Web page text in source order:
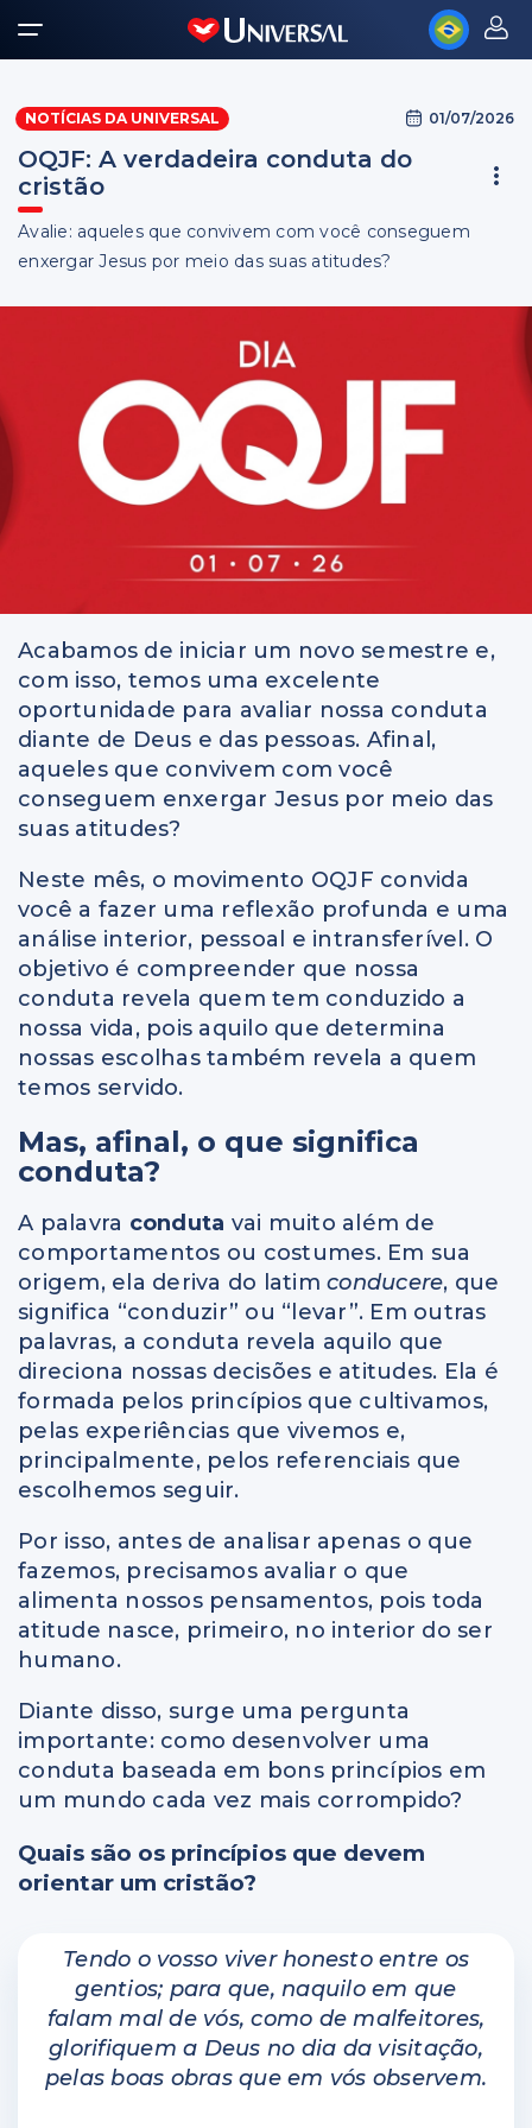
NOTÍCIAS DA UNIVERSAL 01/07/2026
OQJF: A verdadeira conduta do
cristão
Avalie: aqueles que convivem com você conseguem
enxergar Jesus por meio das suas atitudes?
Acabamos de iniciar um novo semestre e,
com isso, temos uma excelente
oportunidade para avaliar nossa conduta
diante de Deus e das pessoas. Afinal,
aqueles que convivem com você
conseguem enxergar Jesus por meio das
suas atitudes?
Neste mês, o movimento OQJF convida
você a fazer uma reflexão profunda e uma
análise interior, pessoal e intransferível. O
objetivo é compreender que nossa
conduta revela quem tem conduzido a
nossa vida, pois aquilo que determina
nossas escolhas também revela a quem
temos servido.
Mas, afinal, o que significa
conduta?
A palavra conduta vai muito além de
comportamentos ou costumes. Em sua
origem, ela deriva do latim conducere, que
significa “conduzir” ou “levar”. Em outras
palavras, a conduta revela aquilo que
direciona nossas decisões e atitudes. Ela é
formada pelos princípios que cultivamos,
pelas experiências que vivemos e,
principalmente, pelos referenciais que
escolhemos seguir.
Por isso, antes de analisar apenas o que
fazemos, precisamos avaliar o que
alimenta nossos pensamentos, pois toda
atitude nasce, primeiro, no interior do ser
humano.
Diante disso, surge uma pergunta
importante: como desenvolver uma
conduta baseada em bons princípios em
um mundo cada vez mais corrompido?
Quais são os princípios que devem
orientar um cristão?
Tendo o vosso viver honesto entre os
gentios; para que, naquilo em que
falam mal de vós, como de malfeitores,
glorifiquem a Deus no dia da visitação,
pelas boas obras que em vós observem.